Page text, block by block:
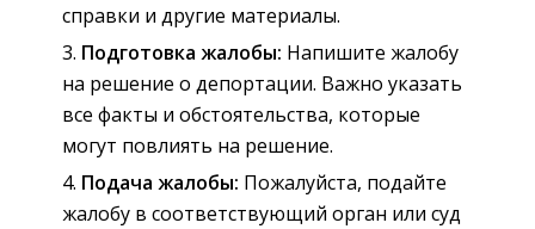
справки и другие материалы.
Подготовка жалобы: Напишите жалобу
на решение о депортации. Важно указать
все факты и обстоятельства, которые
могут повлиять на решение.
Подача жалобы: Пожалуйста, подайте
жалобу в соответствующий орган или суд